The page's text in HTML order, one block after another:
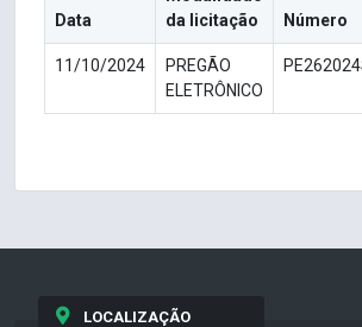
Data
da licitação
Número
11/10/2024
PREGÃO
ELETRÔNICO
LOCALIZAÇÃO